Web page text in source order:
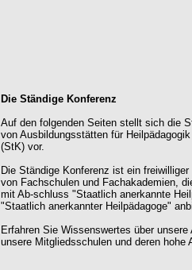
Die Ständige Konferenz
Auf den folgenden Seiten stellt sich die
von Ausbildungsstätten für
(StK) vor.
Die Ständige Konferenz ist ein
von Fachschulen und Fachakademien,
mit Ab-schluss "Staatlich anerkannte
"Staatlich anerkannter Heilpädagoge"
Erfahren Sie Wissenswertes über
unsere Mitgliedsschulen und deren hohe